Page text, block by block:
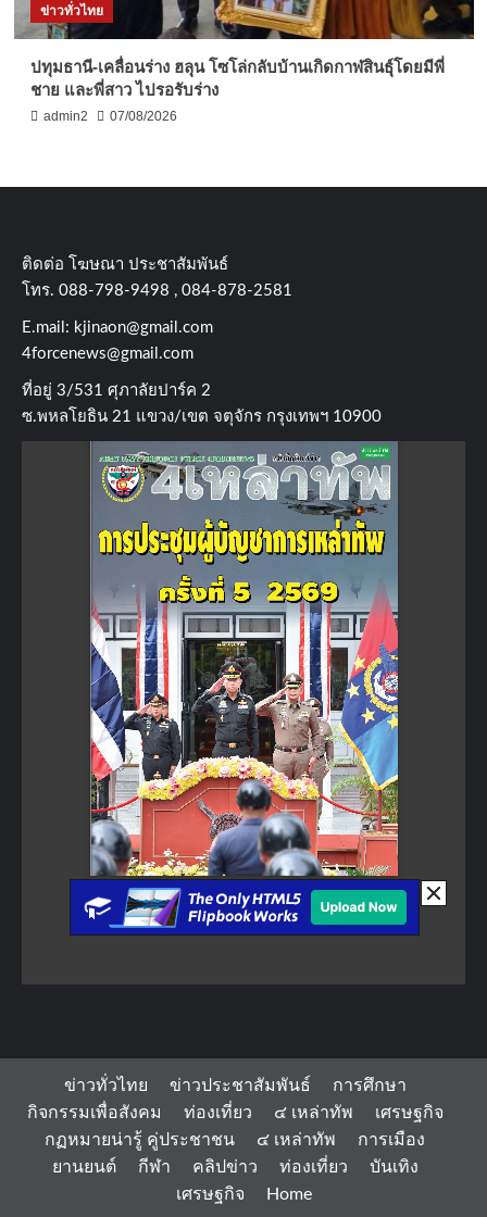
ข่าวทั่วไทย
ปทุมธานี-เคลื่อนร่าง ฮลุน โซโล่กลับบ้านเกิดกาฬสินธุ์โดยมีพี่
ชาย และพี่สาว ไปรอรับร่าง
admin2 07/08/2026
ติดต่อ​ โฆษณา​ ประชาสัมพันธ์
โทร​. 088-798-9498 , 084-878-2581
E.mail: kjinaon@gmail.com
4forcenews@gmail.com
ที่อยู่​ 3/531​ ศุภาลัยปาร์ค​ 2
ซ.พหลโยธิน​ 21​ แขวง/เขต​ จตุจักร​ กรุงเทพฯ 10900
ข่าวทั่วไทย ข่าวประชาสัมพันธ์
การศึกษา
กิจกรรมเพื่อสังคม
ท่องเที่ยว ๔ เหล่าทัพ
เศรษฐกิจ
กฏหมายน่ารู้ คู่ประชาชน
๔ เหล่าทัพ
การเมือง
ยานยนต์
กีฬา คลิปข่าว ท่องเที่ยว
บันเทิง
เศรษฐกิจ
Home